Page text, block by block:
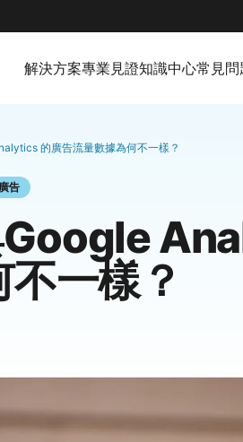
解決方案專業見證知識中心常見問
的廣告流量數據為何不一樣？
告
一樣？